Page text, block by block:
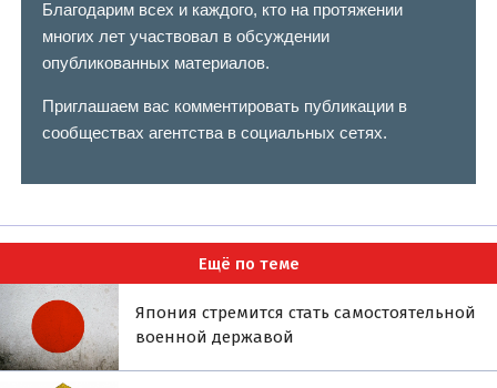
Благодарим всех и каждого, кто на протяжении
многих лет участвовал в обсуждении
опубликованных материалов.
Приглашаем вас комментировать публикации в
сообществах агентства в социальных сетях.
Ещё по теме
Япония стремится стать самостоятельной
военной державой